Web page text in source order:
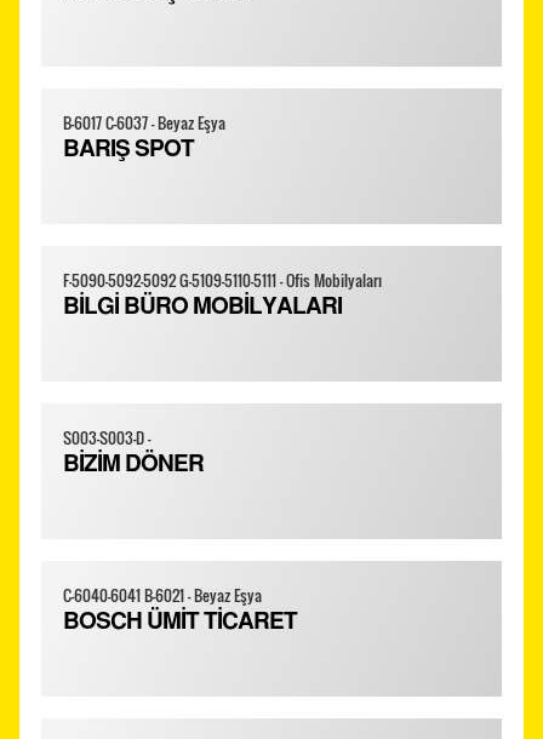
B-6017 C-6037 - Beyaz Eşya
BARIŞ SPOT
F-5090-5092-5092 G-5109-5110-5111 - Ofis Mobilyaları
BİLGİ BÜRO MOBİLYALARI
S003-S003-D -
BİZİM DÖNER
C-6040-6041 B-6021 - Beyaz Eşya
BOSCH ÜMİT TİCARET